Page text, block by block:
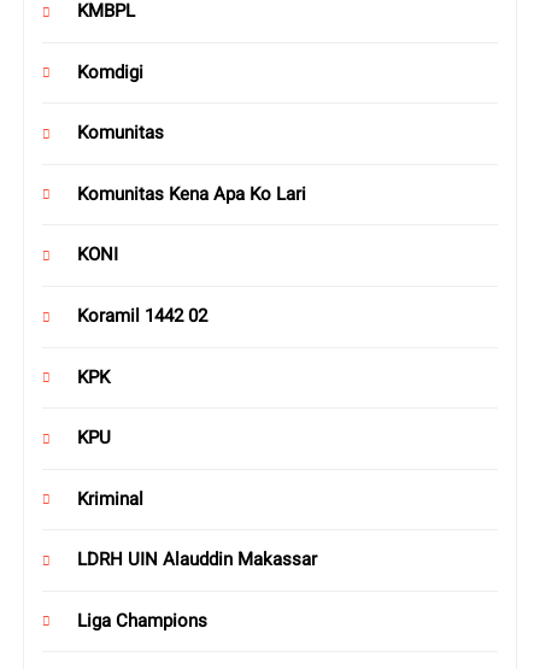
KMBPL
Komdigi
Komunitas
Komunitas Kena Apa Ko Lari
KONI
Koramil 1442 02
KPK
KPU
Kriminal
LDRH UIN Alauddin Makassar
Liga Champions